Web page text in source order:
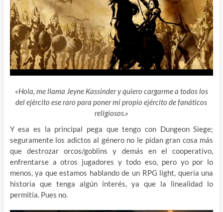
«Hola, me llama Jeyne Kassinder y quiero cargarme a todos los
del ejército ese raro para poner mi propio ejército de fanáticos
religiosos.»
Y esa es la principal pega que tengo con Dungeon Siege;
seguramente los adictos al género no le pidan gran cosa más
que destrozar orcos/goblins y demás en el cooperativo,
enfrentarse a otros jugadores y todo eso, pero yo por lo
menos, ya que estamos hablando de un RPG light, quería una
historia que tenga algún interés, ya que la linealidad lo
permitía. Pues no.